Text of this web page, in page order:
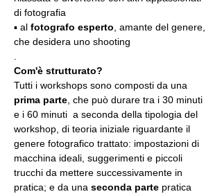
di fotografia
▪️ al fotografo esperto , amante del genere,
che desidera uno shooting
Com'è strutturato?
Tutti i workshops sono composti da una
prima parte , che può durare tra i 30 minuti
e i 60 minuti  a seconda della tipologia del
workshop, di teoria iniziale riguardante il
genere fotografico trattato: impostazioni di
macchina ideali, suggerimenti e piccoli
trucchi da mettere successivamente in
pratica; e da una seconda parte pratica